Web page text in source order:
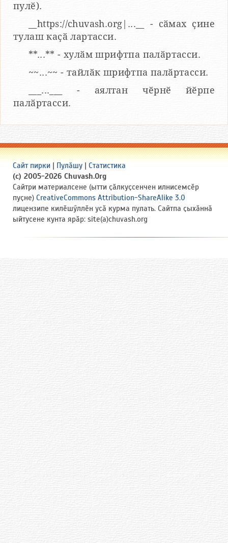
пулӗ).
__https://chuvash.org|...__ - сӑмах ҫине
тулаш каҫӑ лартасси.
**...** - хулӑм шрифтпа палӑртасси.
~~...~~ - тайлӑк шрифтпа палӑртасси.
___...___ - аялтан чӗрнӗ йӗрпе
палӑртасси.
Сайт пирки | Пулӑшу | Статистика
(c) 2005-2026 Chuvash.Org
Сайтри материалсене (ытти ҫӑлкуҫсенчен илнисемсӗр
пуҫне) CreativeCommons Attribution-ShareAlike 3.0
лицензипе килӗшӳллӗн усӑ курма пулать. Сайтпа ҫыхӑннӑ
ыйтусене кунта ярӑр: site(a)chuvash.org